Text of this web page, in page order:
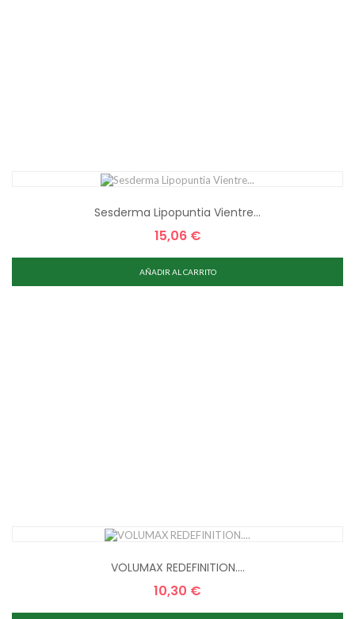
Sesderma Lipopuntia Vientre...
Precio
15,06 €
AÑADIR AL CARRITO
VOLUMAX REDEFINITION....
Precio
10,30 €